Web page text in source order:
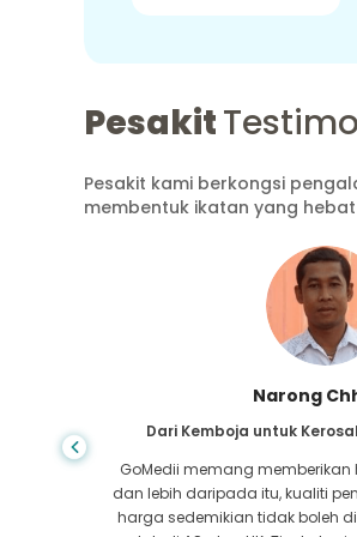
Pesakit
Pesakit kami berkongsi
membentuk ikatan yang
Shandha
Dari Bangladesh untuk
Saya telah berterima kasih
pasukan cemerlang GoMedii
dalam perjalanan saya dari